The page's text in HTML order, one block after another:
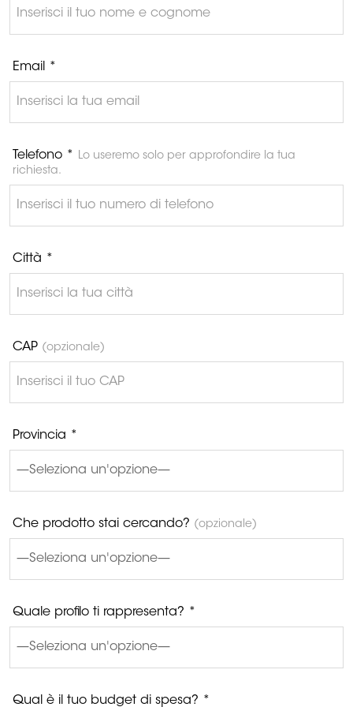
Email *
Telefono *
Lo useremo solo per approfondire la tua
richiesta.
Città *
CAP (opzionale)
Provincia *
Che prodotto stai cercando? (opzionale)
Quale profilo ti rappresenta? *
Qual è il tuo budget di spesa? *